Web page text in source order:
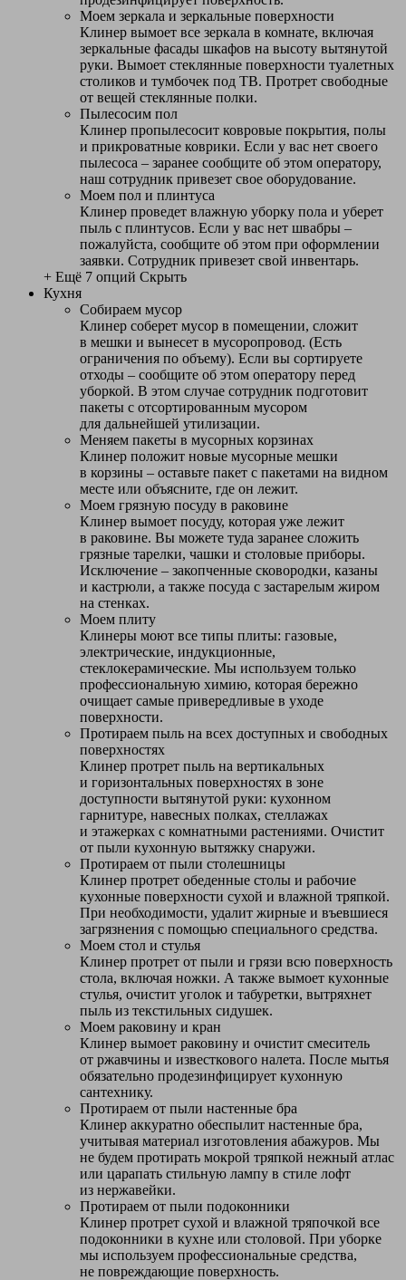
Моем зеркала и зеркальные поверхности
Клинер вымоет все зеркала в комнате, включая
зеркальные фасады шкафов на высоту вытянутой
руки. Вымоет стеклянные поверхности туалетных
столиков и тумбочек под ТВ. Протрет свободные
от вещей стеклянные полки.
Пылесосим пол
Клинер пропылесосит ковровые покрытия, полы
и прикроватные коврики. Если у вас нет своего
пылесоса – заранее сообщите об этом оператору,
наш сотрудник привезет свое оборудование.
Моем пол и плинтуса
Клинер проведет влажную уборку пола и уберет
пыль с плинтусов. Если у вас нет швабры –
пожалуйста, сообщите об этом при оформлении
заявки. Сотрудник привезет свой инвентарь.
+ Ещё 7 опций Скрыть
Кухня
Собираем мусор
Клинер соберет мусор в помещении, сложит
в мешки и вынесет в мусоропровод. (Есть
ограничения по объему). Если вы сортируете
отходы – сообщите об этом оператору перед
уборкой. В этом случае сотрудник подготовит
пакеты с отсортированным мусором
для дальнейшей утилизации.
Меняем пакеты в мусорных корзинах
Клинер положит новые мусорные мешки
в корзины – оставьте пакет с пакетами на видном
месте или объясните, где он лежит.
Моем грязную посуду в раковине
Клинер вымоет посуду, которая уже лежит
в раковине. Вы можете туда заранее сложить
грязные тарелки, чашки и столовые приборы.
Исключение – закопченные сковородки, казаны
и кастрюли, а также посуда с застарелым жиром
на стенках.
Моем плиту
Клинеры моют все типы плиты: газовые,
электрические, индукционные,
стеклокерамические. Мы используем только
профессиональную химию, которая бережно
очищает самые привередливые в уходе
поверхности.
Протираем пыль на всех доступных и свободных
поверхностях
Клинер протрет пыль на вертикальных
и горизонтальных поверхностях в зоне
доступности вытянутой руки: кухонном
гарнитуре, навесных полках, стеллажах
и этажерках с комнатными растениями. Очистит
от пыли кухонную вытяжку снаружи.
Протираем от пыли столешницы
Клинер протрет обеденные столы и рабочие
кухонные поверхности сухой и влажной тряпкой.
При необходимости, удалит жирные и въевшиеся
загрязнения с помощью специального средства.
Моем стол и стулья
Клинер протрет от пыли и грязи всю поверхность
стола, включая ножки. А также вымоет кухонные
стулья, очистит уголок и табуретки, вытряхнет
пыль из текстильных сидушек.
Моем раковину и кран
Клинер вымоет раковину и очистит смеситель
от ржавчины и известкового налета. После мытья
обязательно продезинфицирует кухонную
сантехнику.
Протираем от пыли настенные бра
Клинер аккуратно обеспылит настенные бра,
учитывая материал изготовления абажуров. Мы
не будем протирать мокрой тряпкой нежный атлас
или царапать стильную лампу в стиле лофт
из нержавейки.
Протираем от пыли подоконники
Клинер протрет сухой и влажной тряпочкой все
подоконники в кухне или столовой. При уборке
мы используем профессиональные средства,
не повреждающие поверхность.